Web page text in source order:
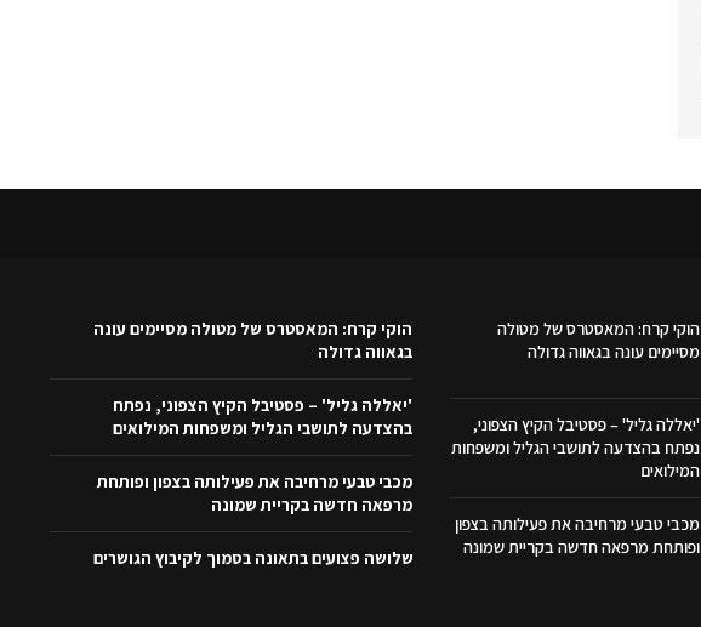
הוקי קרח: המאסטרס של מטולה
מסיימים עונה בגאווה גדולה
'יאללה גליל' – פסטיבל הקיץ הצפוני,
נפתח בהצדעה לתושבי הגליל ומשפחות
המילואים
מכבי טבעי מרחיבה את פעילותה בצפון
ופותחת מרפאה חדשה בקריית שמונה
הוקי קרח: המאסטרס של מטולה מסיימים עונה
בגאווה גדולה
'יאללה גליל' – פסטיבל הקיץ הצפוני, נפתח
בהצדעה לתושבי הגליל ומשפחות המילואים
מכבי טבעי מרחיבה את פעילותה בצפון ופותחת
מרפאה חדשה בקריית שמונה
שלושה פצועים בתאונה בסמוך לקיבוץ הגושרים